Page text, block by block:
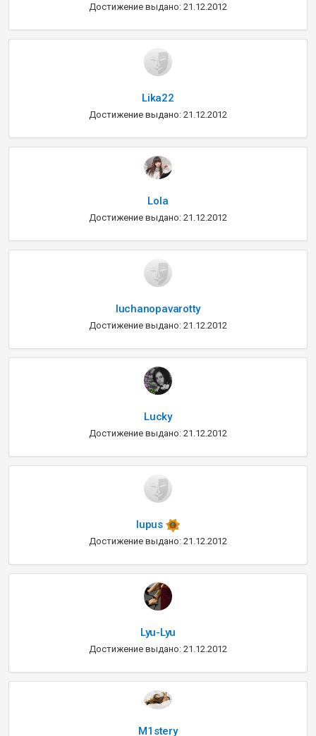
Достижение выдано: 21.12.2012
Lika22
Достижение выдано: 21.12.2012
Lola
Достижение выдано: 21.12.2012
luchanopavarotty
Достижение выдано: 21.12.2012
Lucky
Достижение выдано: 21.12.2012
lupus
Достижение выдано: 21.12.2012
Lyu-Lyu
Достижение выдано: 21.12.2012
M1stery